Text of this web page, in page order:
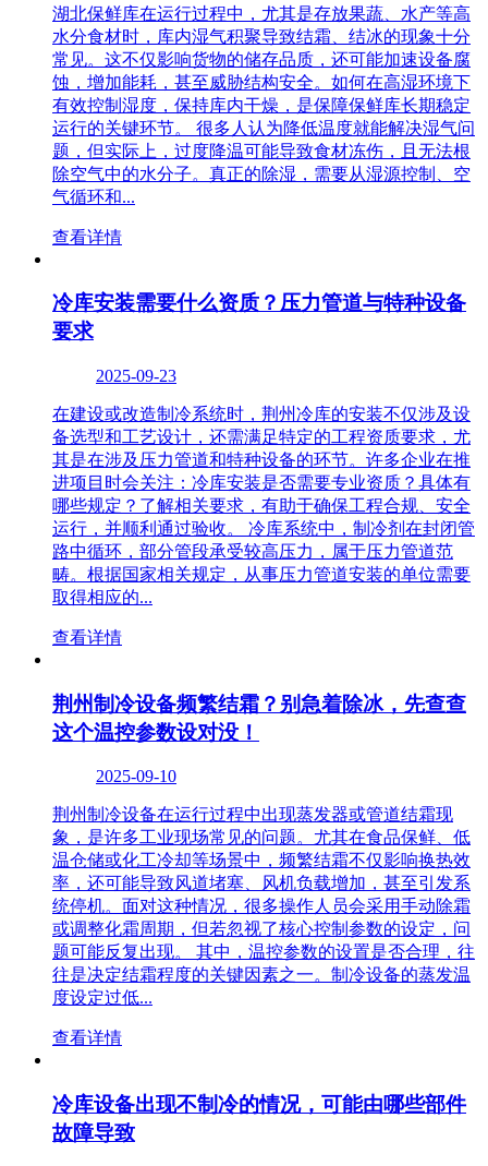
湖北保鲜库在运行过程中，尤其是存放果蔬、水产等高
水分食材时，库内湿气积聚导致结霜、结冰的现象十分
常见。这不仅影响货物的储存品质，还可能加速设备腐
蚀，增加能耗，甚至威胁结构安全。如何在高湿环境下
有效控制湿度，保持库内干燥，是保障保鲜库长期稳定
运行的关键环节。 很多人认为降低温度就能解决湿气问
题，但实际上，过度降温可能导致食材冻伤，且无法根
除空气中的水分子。真正的除湿，需要从湿源控制、空
气循环和...
查看详情
冷库安装需要什么资质？压力管道与特种设备
要求
2025-09-23
在建设或改造制冷系统时，荆州冷库的安装不仅涉及设
备选型和工艺设计，还需满足特定的工程资质要求，尤
其是在涉及压力管道和特种设备的环节。许多企业在推
进项目时会关注：冷库安装是否需要专业资质？具体有
哪些规定？了解相关要求，有助于确保工程合规、安全
运行，并顺利通过验收。 冷库系统中，制冷剂在封闭管
路中循环，部分管段承受较高压力，属于压力管道范
畴。根据国家相关规定，从事压力管道安装的单位需要
取得相应的...
查看详情
荆州制冷设备频繁结霜？别急着除冰，先查查
这个温控参数设对没！
2025-09-10
荆州制冷设备在运行过程中出现蒸发器或管道结霜现
象，是许多工业现场常见的问题。尤其在食品保鲜、低
温仓储或化工冷却等场景中，频繁结霜不仅影响换热效
率，还可能导致风道堵塞、风机负载增加，甚至引发系
统停机。面对这种情况，很多操作人员会采用手动除霜
或调整化霜周期，但若忽视了核心控制参数的设定，问
题可能反复出现。 其中，温控参数的设置是否合理，往
往是决定结霜程度的关键因素之一。制冷设备的蒸发温
度设定过低...
查看详情
冷库设备出现不制冷的情况，可能由哪些部件
故障导致